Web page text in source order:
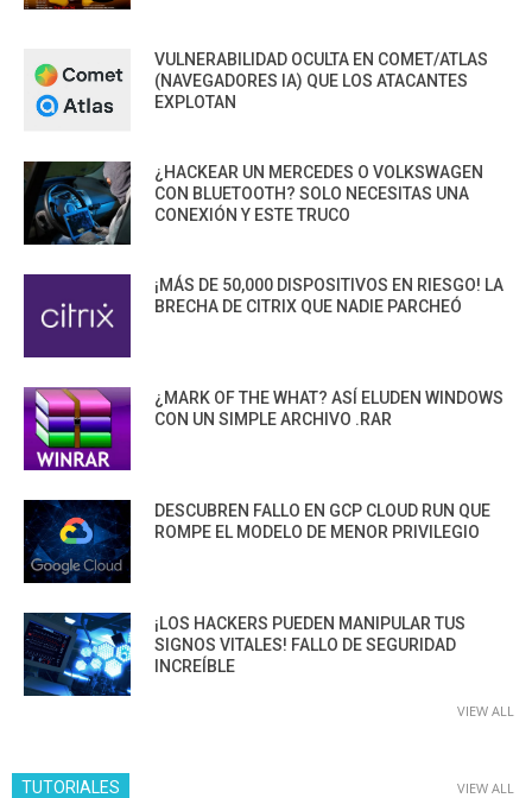
VULNERABILIDAD OCULTA EN COMET/ATLAS
(NAVEGADORES IA) QUE LOS ATACANTES
EXPLOTAN
¿HACKEAR UN MERCEDES O VOLKSWAGEN
CON BLUETOOTH? SOLO NECESITAS UNA
CONEXIÓN Y ESTE TRUCO
¡MÁS DE 50,000 DISPOSITIVOS EN RIESGO! LA
BRECHA DE CITRIX QUE NADIE PARCHEÓ
¿MARK OF THE WHAT? ASÍ ELUDEN WINDOWS
CON UN SIMPLE ARCHIVO .RAR
DESCUBREN FALLO EN GCP CLOUD RUN QUE
ROMPE EL MODELO DE MENOR PRIVILEGIO
¡LOS HACKERS PUEDEN MANIPULAR TUS
SIGNOS VITALES! FALLO DE SEGURIDAD
INCREÍBLE
VIEW ALL
TUTORIALES VIEW ALL